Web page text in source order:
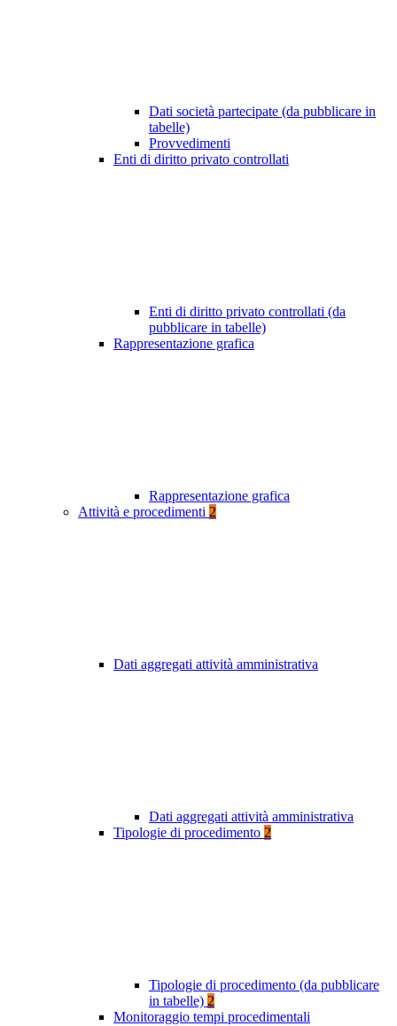
Dati società partecipate (da pubblicare in
tabelle)
Provvedimenti
Enti di diritto privato controllati
Enti di diritto privato controllati (da
pubblicare in tabelle)
Rappresentazione grafica
Rappresentazione grafica
Attività e procedimenti 2
Dati aggregati attività amministrativa
Dati aggregati attività amministrativa
Tipologie di procedimento 2
Tipologie di procedimento (da pubblicare
in tabelle) 2
Monitoraggio tempi procedimentali